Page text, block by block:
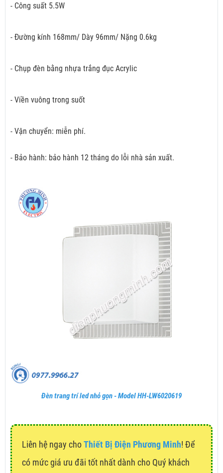
- Công suất 5.5W
- Đường kính 168mm/ Dày 96mm/ Nặng 0.6kg
- Chụp đèn bằng nhựa trắng đục Acrylic
- Viền vuông trong suốt
- Vận chuyển: miễn phí.
- Bảo hành: bảo hành 12 tháng do lỗi nhà sản xuất.
Đèn trang trí led nhỏ gọn - Model HH-LW6020619
Liên hệ ngay choThiết Bị Điện Phương Minh! Để
có mức giá ưu đãi tốt nhất dành cho Quý khách